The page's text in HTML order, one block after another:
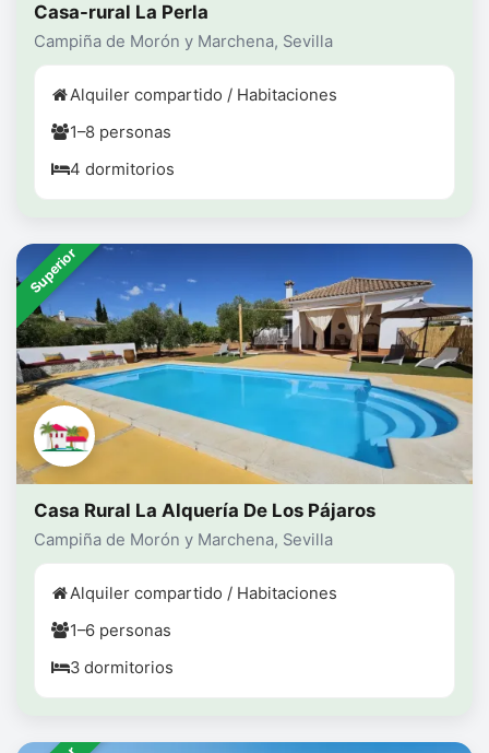
Casa-rural La Perla
Campiña de Morón y Marchena, Sevilla
Alquiler compartido / Habitaciones
1–8 personas
4 dormitorios
Superior
Casa Rural La Alquería De Los Pájaros
Campiña de Morón y Marchena, Sevilla
Alquiler compartido / Habitaciones
1–6 personas
3 dormitorios